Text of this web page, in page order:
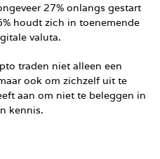
27% onlangs gestart
houdt zich in toenemende
valuta.
traden niet alleen een
ook om zichzelf uit te
aan om niet te beleggen in
kennis.